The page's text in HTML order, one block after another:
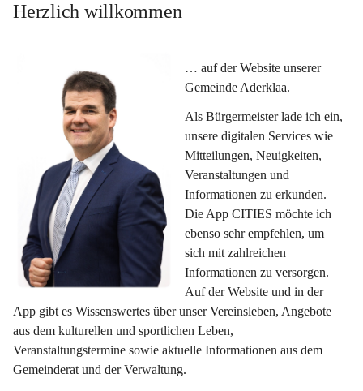
Herzlich willkommen
… auf der Website unserer
Gemeinde Aderklaa.
Als Bürgermeister lade ich ein,
unsere digitalen Services wie
Mitteilungen, Neuigkeiten,
Veranstaltungen und
Informationen zu erkunden.
Die App CITIES möchte ich
ebenso sehr empfehlen, um
sich mit zahlreichen
Informationen zu versorgen.
Auf der Website und in der
App gibt es Wissenswertes über unser Vereinsleben, Angebote
aus dem kulturellen und sportlichen Leben,
Veranstaltungstermine sowie aktuelle Informationen aus dem
Gemeinderat und der Verwaltung.